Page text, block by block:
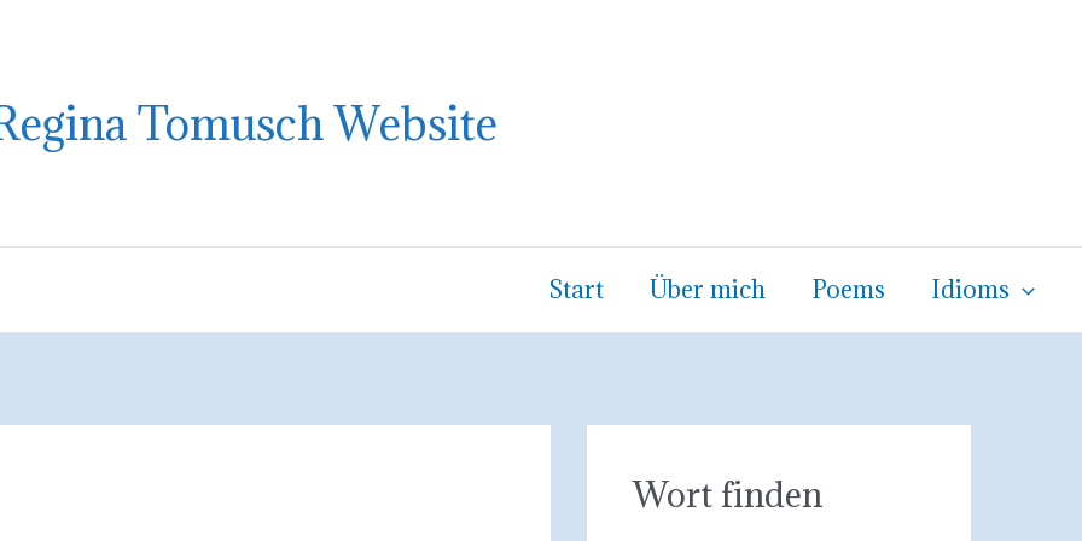
Tomusch Website
Start Über mich Poems Idioms
Wort finden